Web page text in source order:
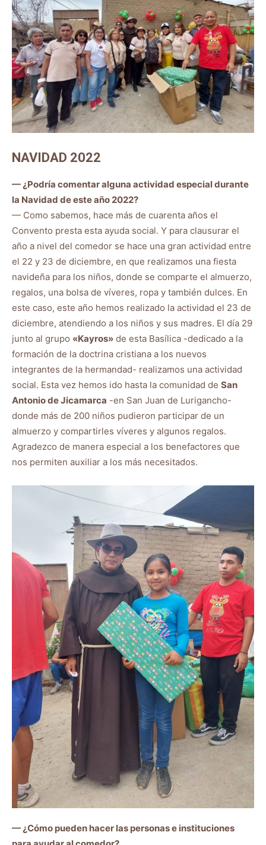
NAVIDAD 2022
— ¿Podría comentar alguna actividad especial durante
la Navidad de este año 2022?
— Como sabemos, hace más de cuarenta años el
Convento presta esta ayuda social. Y para clausurar el
año a nivel del comedor se hace una gran actividad entre
el 22 y 23 de diciembre, en que realizamos una fiesta
navideña para los niños, donde se comparte el almuerzo,
regalos, una bolsa de víveres, ropa y también dulces. En
este caso, este año hemos realizado la actividad el 23 de
diciembre, atendiendo a los niños y sus madres. El día 29
junto al grupo «Kayros» de esta Basílica -dedicado a la
formación de la doctrina cristiana a los nuevos
integrantes de la hermandad- realizamos una actividad
social. Esta vez hemos ido hasta la comunidad de San
Antonio de Jicamarca -en San Juan de Lurigancho-
donde más de 200 niños pudieron participar de un
almuerzo y compartirles víveres y algunos regalos.
Agradezco de manera especial a los benefactores que
nos permiten auxiliar a los más necesitados.
— ¿Cómo pueden hacer las personas e instituciones